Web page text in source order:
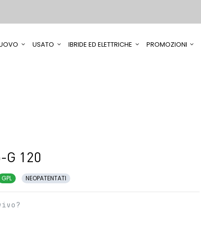
USATO IBRIDE ED ELETTRICHE PROMOZIONI
G 120
GPL NEOPATENTATI